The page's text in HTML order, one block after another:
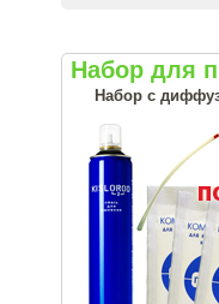
Набор для
Набор с